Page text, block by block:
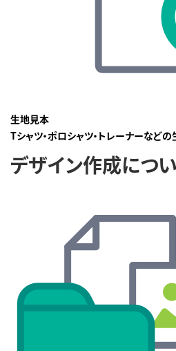
生地見本
Tシャツ・ポロシャツ・トレーナーなど
デザイン作成につ